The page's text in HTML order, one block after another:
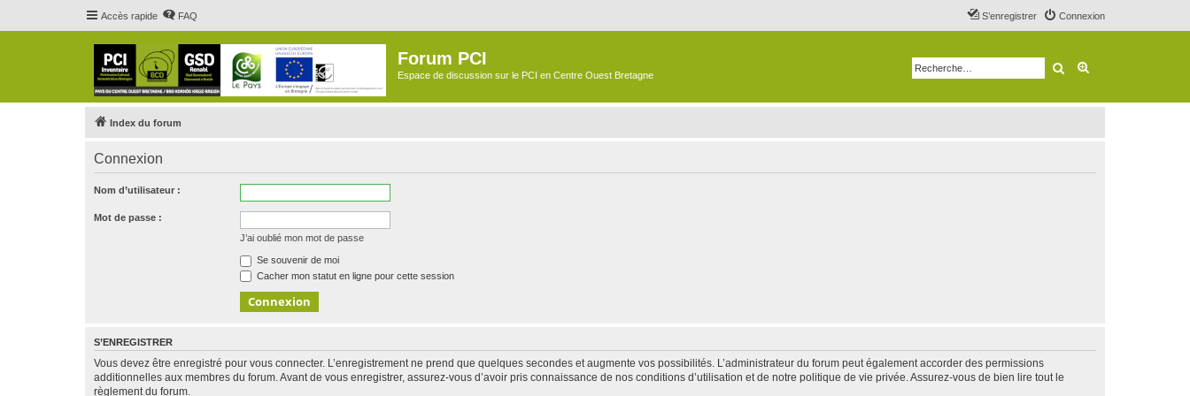
Accès rapide FAQ Connexion
S’enregistrer
Forum PCI
Espace de discussion sur le PCI en Centre Ouest Bretagne Rechercher
Index du forum
Connexion
Nom d’utilisateur :
Mot de passe :
J’ai oublié mon mot de passe
Se souvenir de moi
Cacher mon statut en ligne pour cette session
S’ENREGISTRER
Vous devez être enregistré pour vous connecter. L’enregistrement ne prend que quelques secondes et augmente vos possibilités. L’administrateur du forum peut également accorder des permissions
additionnelles aux membres du forum. Avant de vous enregistrer, assurez-vous d’avoir pris connaissance de nos conditions d’utilisation et de notre politique de vie privée. Assurez-vous de bien lire tout le
règlement du forum.